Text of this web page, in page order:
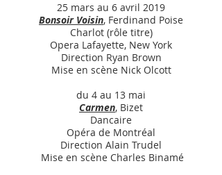
25 mars au 6 avril 2019
Bonsoir Voisin, Ferdinand Poise
Charlot (rôle titre)
Opera Lafayette, New York
Direction Ryan Brown
Mise en scène Nick Olcott
du 4 au 13 mai
Carmen, Bizet
Dancaire
Opéra de Montréal
Direction Alain Trudel
Mise en scène Charles Binamé